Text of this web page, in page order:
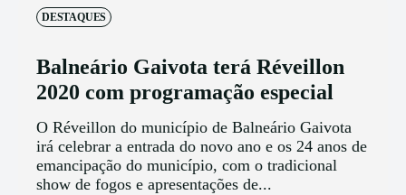
DESTAQUES
Balneário Gaivota terá Réveillon
2020 com programação especial
O Réveillon do município de Balneário Gaivota
irá celebrar a entrada do novo ano e os 24 anos de
emancipação do município, com o tradicional
show de fogos e apresentações de...